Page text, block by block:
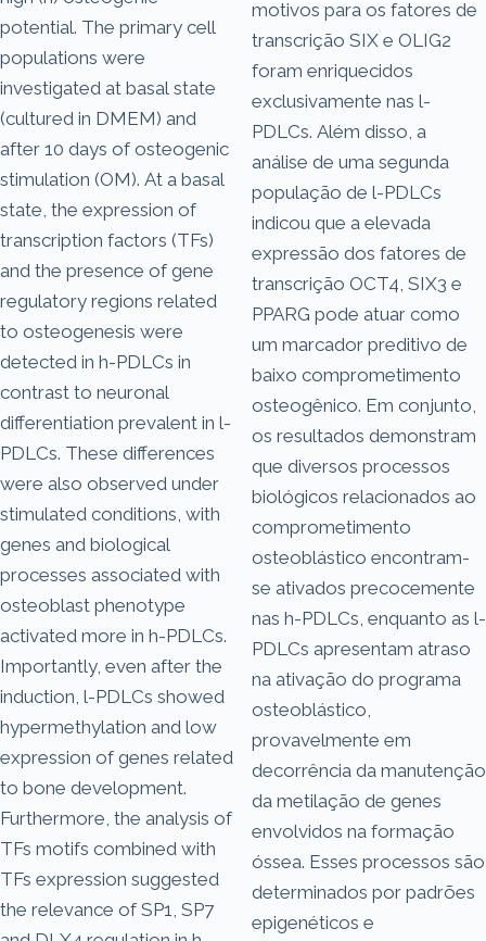
potential. The primary cell
populations were
investigated at basal state
(cultured in DMEM) and
after 10 days of osteogenic
stimulation (OM). At a basal
state, the expression of
transcription factors (TFs)
and the presence of gene
regulatory regions related
to osteogenesis were
detected in h-PDLCs in
contrast to neuronal
differentiation prevalent in l-
PDLCs. These differences
were also observed under
stimulated conditions, with
genes and biological
processes associated with
osteoblast phenotype
activated more in h-PDLCs.
Importantly, even after the
induction, l-PDLCs showed
hypermethylation and low
expression of genes related
to bone development.
Furthermore, the analysis of
TFs motifs combined with
TFs expression suggested
the relevance of SP1, SP7
motivos para os fatores de
transcrição SIX e OLIG2
foram enriquecidos
exclusivamente nas l-
PDLCs. Além disso, a
análise de uma segunda
população de l-PDLCs
indicou que a elevada
expressão dos fatores de
transcrição OCT4, SIX3 e
PPARG pode atuar como
um marcador preditivo de
baixo comprometimento
osteogênico. Em conjunto,
os resultados demonstram
que diversos processos
biológicos relacionados ao
comprometimento
osteoblástico encontram-
se ativados precocemente
nas h-PDLCs, enquanto as l-
PDLCs apresentam atraso
na ativação do programa
osteoblástico,
provavelmente em
decorrência da manutenção
da metilação de genes
envolvidos na formação
óssea. Esses processos são
determinados por padrões
epigenéticos e